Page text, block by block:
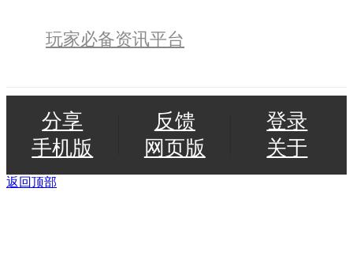
玩家必备资讯平台
分享
手机版
反馈
网页版
登录
关于
返回顶部